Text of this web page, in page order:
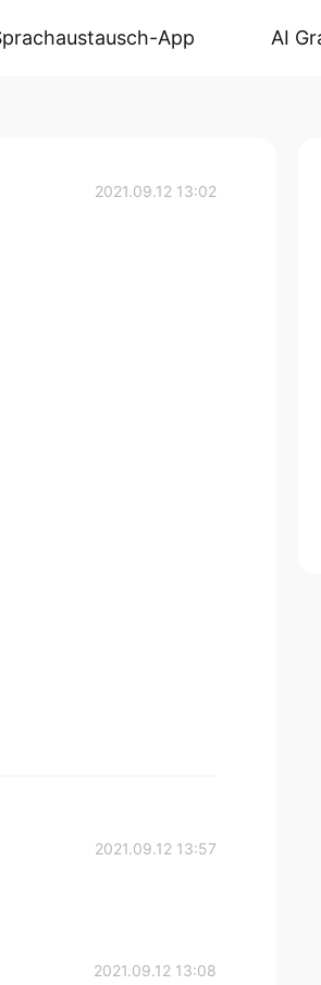
App AI
2021.09.12 13:02
2021.09.12 13:57
2021.09.12 13:08